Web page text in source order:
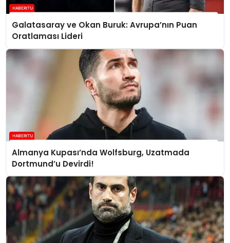
Galatasaray ve Okan Buruk: Avrupa’nın Puan
Oratlaması Lideri
Almanya Kupası’nda Wolfsburg, Uzatmada
Dortmund’u Devirdi!